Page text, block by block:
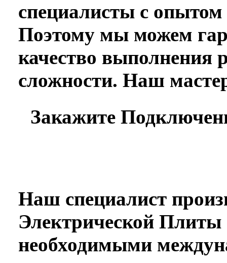
специалисты с опытом
Поэтому мы можем
качество выполнения
сложности. Наш
Закажите
Наш специалист
Электрической Плиты
необходимыми